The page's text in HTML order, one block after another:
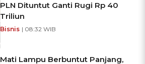
PLN Dituntut Ganti Rugi Rp 40
Triliun
Bisnis | 08:32 WIB
Mati Lampu Berbuntut Panjang,